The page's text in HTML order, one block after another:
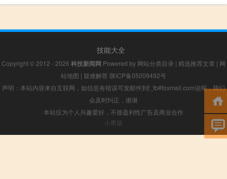
技能大全
Copyright © 2012 - 2026 科技新闻网 Powered by 网站分类目录 | 精选推荐文章 | 网
站地图 | 疑难解答 陕ICP备05009492号
声明：本站内容来自互联网，如信息有错误可发邮件到f_fb#foxmail.com说明，我们
会及时纠正，谢谢
本站仅为个人兴趣爱好，不接盈利性广告及商业合作
小男孩